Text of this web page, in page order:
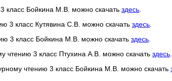
класс Бойкина М.В. можно скачать здесь.
3 класс Кутявина С.В. можно скачать здесь.
3 класс Бойкина М.В. можно скачать здесь.
чтению 3 класс Птухина А.В. можно скачать здесь.
чтению 3 класс Бойкина М.В. можно скачать